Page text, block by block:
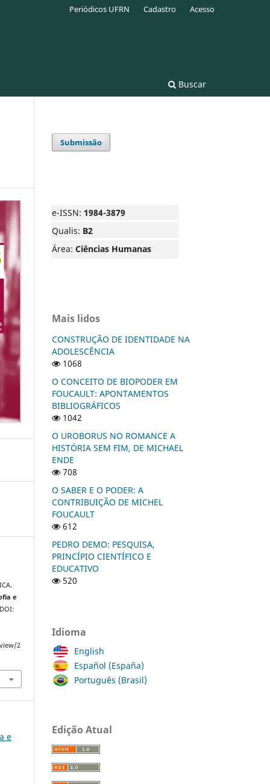
Buscar
Periódicos UFRN Cadastro Acesso
e
2
e
Submissão
e-ISSN: 1984-3879
Qualis: B2
Área: Ciências Humanas
Mais lidos
CONSTRUÇÃO DE IDENTIDADE NA
ADOLESCÊNCIA
1068
O CONCEITO DE BIOPODER EM
FOUCAULT: APONTAMENTOS
BIBLIOGRÁFICOS
1042
O UROBORUS NO ROMANCE A
HISTÓRIA SEM FIM, DE MICHAEL
ENDE
708
O SABER E O PODER: A
CONTRIBUIÇÃO DE MICHEL
FOUCAULT
612
PEDRO DEMO: PESQUISA,
PRINCÍPIO CIENTÍFICO E
EDUCATIVO
520
Idioma
English
Español (España)
Português (Brasil)
Edição Atual